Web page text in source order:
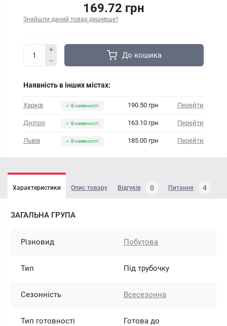
169.72 грн
Знайшли даний товар дешевше?
До кошика
Наявність в інших містах:
Харків В наявності 190.50 грн Перейти
Дніпро В наявності 163.10 грн Перейти
Львів В наявності 185.00 грн Перейти
Характеристики Опис товару Відгуків 0 Питання 4
ЗАГАЛЬНА ГРУПА
Різновид Побутова
Тип Під трубочку
Сезонність Всесезонна
Тип готовності
Готова до